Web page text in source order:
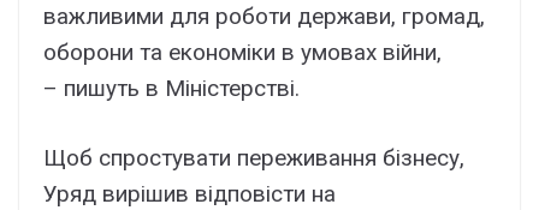
важливими для роботи держави, громад,
оборони та економіки в умовах війни,
– пишуть в Міністерстві.
Щоб спростувати переживання бізнесу,
Уряд вирішив відповісти на